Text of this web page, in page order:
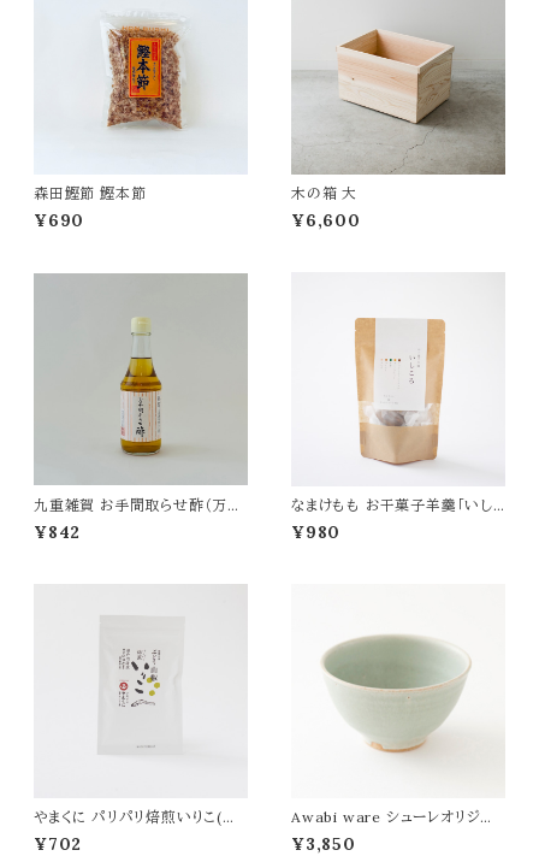
森田鰹節 鰹本節
¥690
木の箱 大
¥6,600
九重雑賀 お手間取らせ酢（万能
だし酢)
¥842
なまけもも お干菓子羊羹「いし
ころ」
¥980
やまくに パリパリ焙煎いりこ(ぶ
どう山椒)
¥702
Awabi ware シューレオリジナ
ル茶碗 青磁
¥3,850